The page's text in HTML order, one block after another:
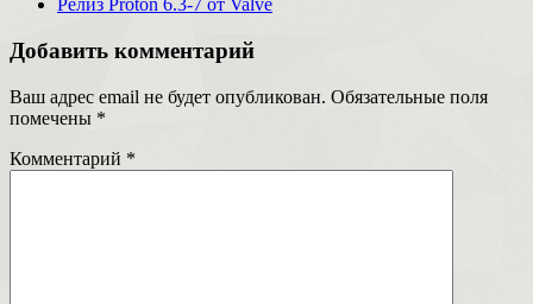
Релиз Proton 6.3-7 от Valve
Добавить комментарий
Ваш адрес email не будет опубликован. Обязательные поля
помечены *
Комментарий *